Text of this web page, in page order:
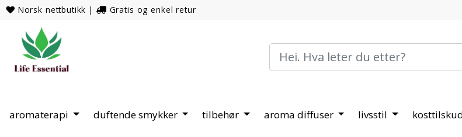
Norsk nettbutikk | Gratis og enkel retur
aromaterapi duftende smykker tilbehør aroma diffuser livsstil